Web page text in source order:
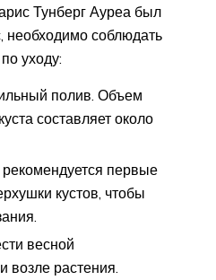
Тунберг Ауреа был
необходимо соблюдать
уходу:
полив. Объем
составляет около
первые
кустов, чтобы
весной
возле растения.